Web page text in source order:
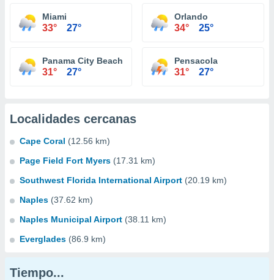
Miami
33° 27°
Orlando
34° 25°
Panama City Beach
31° 27°
Pensacola
31° 27°
Localidades cercanas
Cape Coral (12.56 km)
Page Field Fort Myers (17.31 km)
Southwest Florida International Airport (20.19 km)
Naples (37.62 km)
Naples Municipal Airport (38.11 km)
Everglades (86.9 km)
Tiempo...